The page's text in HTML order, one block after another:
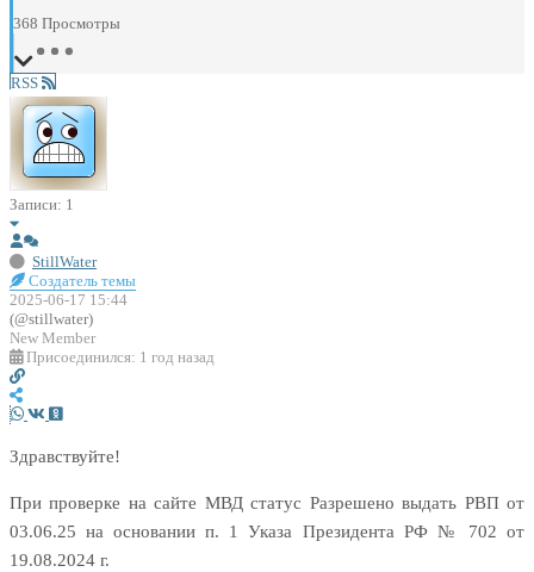
368 Просмотры
RSS
Записи: 1
StillWater
Создатель темы
2025-06-17 15:44
(@stillwater)
New Member
Присоединился: 1 год назад
Здравствуйте!
При проверке на сайте МВД статус Разрешено выдать РВП от
03.06.25 на основании п. 1 Указа Президента РФ № 702 от
19.08.2024 г.